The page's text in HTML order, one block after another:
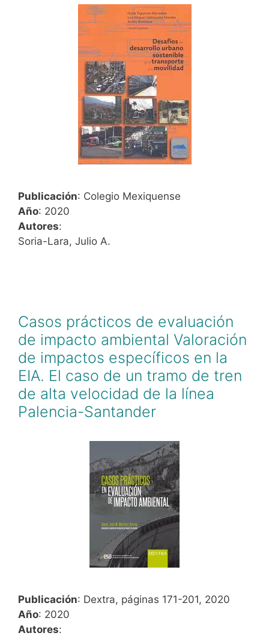
Publicación: Colegio Mexiquense
Año: 2020
Autores:
Soria-Lara, Julio A.
Casos prácticos de evaluación
de impacto ambiental Valoración
de impactos específicos en la
EIA. El caso de un tramo de tren
de alta velocidad de la línea
Palencia-Santander
Publicación: Dextra, páginas 171-201, 2020
Año: 2020
Autores: